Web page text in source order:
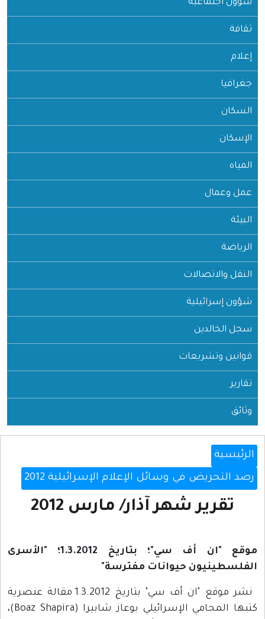
شؤون اجتماعية
ثقافة
إعلام
جغرافيا
السكان
الإسكان
المياه
عمل وعمال
البيئة
الرياضة
النقل والاتصالات
شؤون إسرائيلية
سجل الخالدين
قوانين وتشريعات
تقارير
وثائق
الرئيسية
رصد التحريض في وسائل الإعلام الإسرائيلية 2012
تقرير شهر آذار/ مارس 2012
موقع "ان أف سي"؛ بتاريخ 1.3.2012؛ "الأسرى
الفلسطينيون حيوانات مفترسة"
نشر موقع "ان أف سي" بتاريخ 1.3.2012 مقالة عنصرية
كتبها المحامي الإسرائيلي بوعاز شابيرا (Boaz Shapira)،